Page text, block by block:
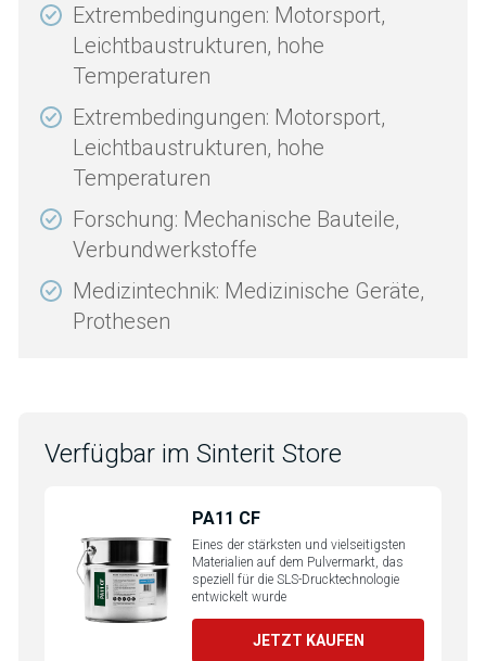
Extrembedingungen: Motorsport,
Leichtbaustrukturen, hohe
Temperaturen
Extrembedingungen: Motorsport,
Leichtbaustrukturen, hohe
Temperaturen
Forschung: Mechanische Bauteile,
Verbundwerkstoffe
Medizintechnik: Medizinische Geräte,
Prothesen
Verfügbar im Sinterit Store
PA11 CF
Eines der stärksten und vielseitigsten
Materialien auf dem Pulvermarkt, das
speziell für die SLS-Drucktechnologie
entwickelt wurde
JETZT KAUFEN